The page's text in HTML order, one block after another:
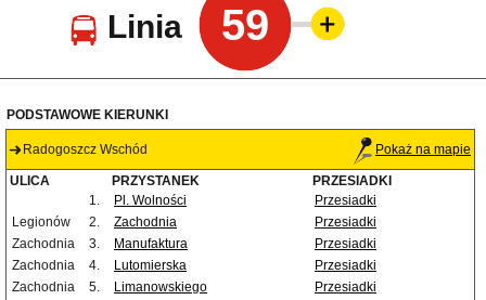
Linia 59
PODSTAWOWE KIERUNKI
Radogoszcz Wschód Pokaż na mapie
ULICA PRZYSTANEK
PRZESIADKI
1.
Pl. Wolności
Przesiadki
Legionów
2. Zachodnia
Przesiadki
Zachodnia
3. Manufaktura
Przesiadki
Zachodnia
4. Lutomierska
Przesiadki
Zachodnia
5. Limanowskiego
Przesiadki